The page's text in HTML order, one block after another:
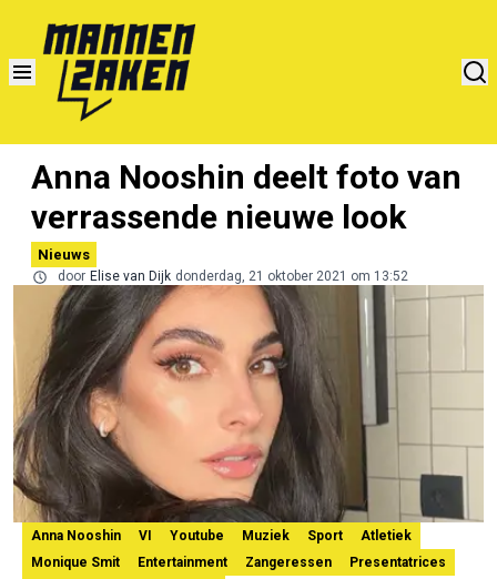
Anna Nooshin deelt foto van
verrassende nieuwe look
Nieuws
door Elise van Dijk donderdag, 21 oktober 2021 om 13:52
Anna Nooshin VI Youtube Muziek Sport
Atletiek
Monique Smit
Entertainment Zangeressen
Presentatrices